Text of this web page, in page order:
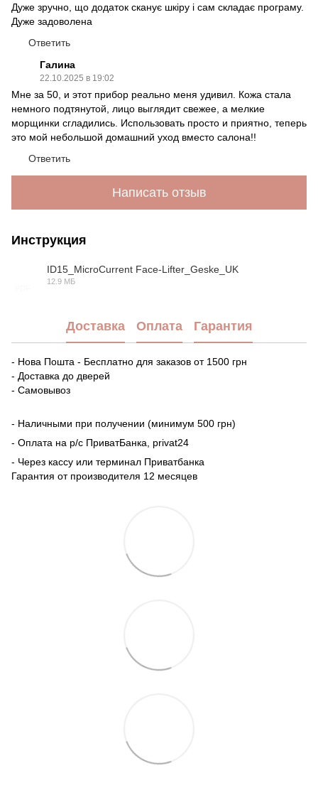
Дуже зручно, що додаток сканує шкіру і сам складає програму.
Дуже задоволена
Ответить
Галина
22.10.2025 в 19:02
Мне за 50, и этот прибор реально меня удивил. Кожа стала
немного подтянутой, лицо выглядит свежее, а мелкие
морщинки сгладились. Использовать просто и приятно, теперь
это мой небольшой домашний уход вместо салона!!
Ответить
Написать отзыв
Инструкция
ID15_MicroCurrent Face-Lifter_Geske_UK
12.9 МБ
Доставка Оплата Гарантия
- Нова Пошта - Бесплатно для заказов от 1500 грн
- Доставка до дверей
- Самовывоз
- Наличными при получении (минимум 500 грн)
- Оплата на р/с ПриватБанка, privat24
- Через кассу или терминал Приватбанка
Гарантия от производителя 12 месяцев